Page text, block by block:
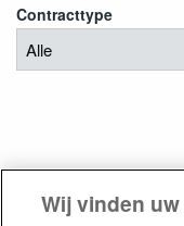
Contracttype
Wij vinden